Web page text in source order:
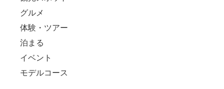
グルメ
体験・ツアー
泊まる
イベント
モデルコース